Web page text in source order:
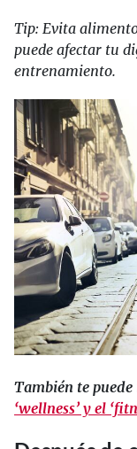
Tip: Evita
puede afectar tu
entrenamiento.
También te
‘wellness’ y el